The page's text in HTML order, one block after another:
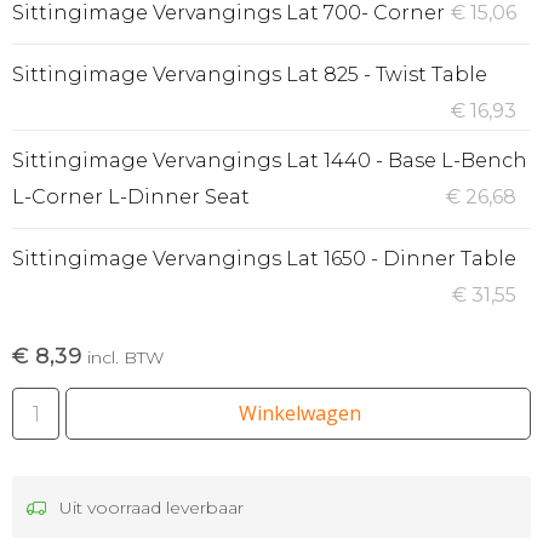
Sittingimage Vervangings Lat 700- Corner € 15,06
Sittingimage Vervangings Lat 825 - Twist Table
€ 16,93
Sittingimage Vervangings Lat 1440 - Base L-Bench
L-Corner L-Dinner Seat
€ 26,68
Sittingimage Vervangings Lat 1650 - Dinner Table
€ 31,55
€ 8,39 incl. BTW
Winkelwagen
Uit voorraad leverbaar